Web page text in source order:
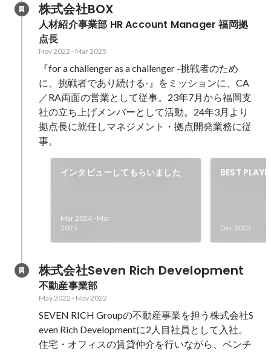
株式会社BOX
人材紹介事業部 HR Account Manager 福岡拠
点長
Nov 2022 - Mar 2025
『for a challenger as a challenger -挑戦者のため
に、挑戦者であり続ける-』をミッションに、CA
／RA両面の営業として従事。23年7月から福岡支
社の立ち上げメンバーとして活動。24年3月より
拠点長に就任しマネジメント・拠点開発業務に従
事。
インタビューしてもらいました
Mar 2024 - Mar
2025
BEST
Dec 2023
株式会社Seven Rich Development
不動産事業部
May 2022 - Nov 2022
SEVEN RICH Groupの不動産事業を担う株式会社S
even Rich Developmentに2人目社員として入社。
住宅・オフィスの賃貸仲介を行いながら、ベンチ